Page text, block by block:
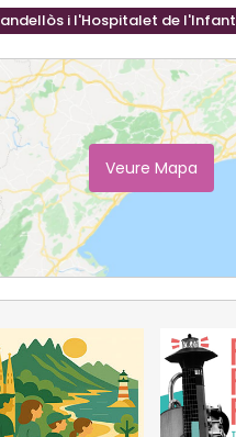
i l'Hospitalet de l'Infant
Veure Mapa